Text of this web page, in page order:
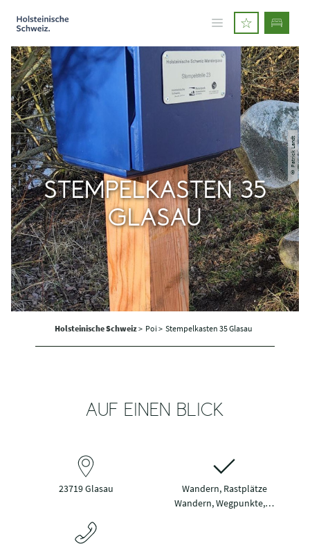
© Patrick Landt
STEMPELKASTEN 35
GLASAU
Holsteinische Schweiz> Poi > Stempelkasten 35 Glasau
AUF EINEN BLICK
23719 Glasau
Wandern, Rastplätze
Wandern, Wegpunkte,…